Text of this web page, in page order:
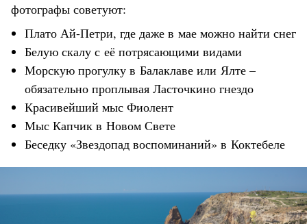
фотографы советуют:
Плато Ай-Петри, где даже в мае можно найти снег
Белую скалу с её потрясающими видами
Морскую прогулку в Балаклаве или Ялте –
обязательно проплывая Ласточкино гнездо
Красивейший мыс Фиолент
Мыс Капчик в Новом Свете
Беседку «Звездопад воспоминаний» в Коктебеле